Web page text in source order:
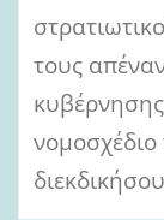
τους